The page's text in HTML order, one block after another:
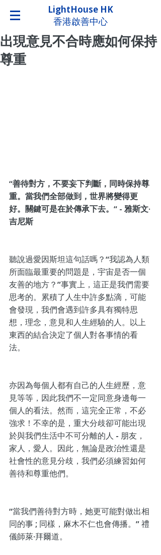
LightHouse HK
香港啟善中心
出現意見不合時應如何保持
尊重
“善待對方，不要妄下判斷，同時保持尊
重。當我們全部做到，世界將變得更
好。關鍵可是在於傳承下去。“ - 雅斯文·
吉尼斯
聽說過愛因斯坦這句話嗎？“我認為人類
所面臨最重要的問題是，宇宙是否一個
友善的地方？”事實上，這正是我們需要
思考的。累積了人生中許多點滴，可能
會發現，我們會遇到許多具有獨特思
想，理念，意見和人生經驗的人。以上
東西的結合決定了個人對各事情的看
法。
亦因為每個人都有自己的人生經歷，意
見等等，因此我們不一定同意身邊每一
個人的看法。然而，這完全正常，不必
強求！不幸的是，重大分歧卻可能出現
於與我們生活中不可分離的人 - 朋友，
家人，愛人。因此，無論是政治性還是
社會性的意見分歧，我們必須練習如何
善待和尊重他們。
“當我們善待對方時，她更可能對做出相
同的事 ; 同樣，麻木不仁也會傳播。” 禮
儀師萊·拜爾道。